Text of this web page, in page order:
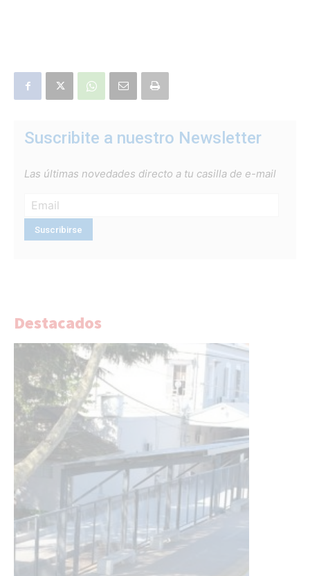
Suscribite a nuestro Newsletter
Las últimas novedades directo a tu casilla de e-mail
Destacados